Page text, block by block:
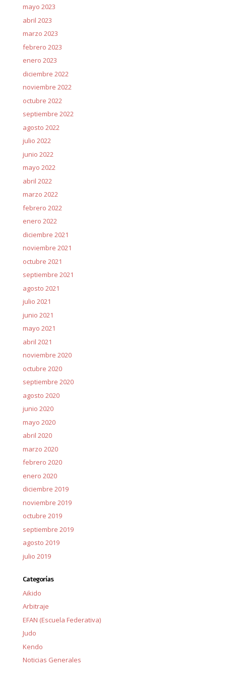
mayo 2023
abril 2023
marzo 2023
febrero 2023
enero 2023
diciembre 2022
noviembre 2022
octubre 2022
septiembre 2022
agosto 2022
julio 2022
junio 2022
mayo 2022
abril 2022
marzo 2022
febrero 2022
enero 2022
diciembre 2021
noviembre 2021
octubre 2021
septiembre 2021
agosto 2021
julio 2021
junio 2021
mayo 2021
abril 2021
noviembre 2020
octubre 2020
septiembre 2020
agosto 2020
junio 2020
mayo 2020
abril 2020
marzo 2020
febrero 2020
enero 2020
diciembre 2019
noviembre 2019
octubre 2019
septiembre 2019
agosto 2019
julio 2019
Categorías
Aikido
Arbitraje
EFAN (Escuela Federativa)
Judo
Kendo
Noticias Generales